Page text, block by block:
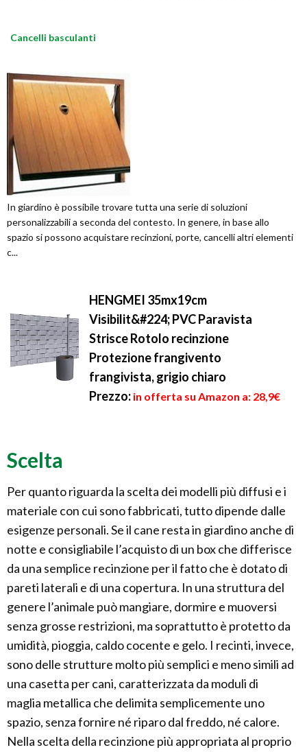
Cancelli basculanti
In giardino è possibile trovare tutta una serie di soluzioni
personalizzabili a seconda del contesto. In genere, in base allo
spazio si possono acquistare recinzioni, porte, cancelli altri elementi
c...
HENGMEI 35mx19cm
Visibilit&#224; PVC Paravista
Strisce Rotolo recinzione
Protezione frangivento
frangivista, grigio chiaro
Prezzo: in offerta su Amazon a: 28,9€
Scelta
Per quanto riguarda la scelta dei modelli più diffusi e i
materiale con cui sono fabbricati, tutto dipende dalle
esigenze personali. Se il cane resta in giardino anche di
notte e consigliabile l’acquisto di un box che differisce
da una semplice recinzione per il fatto che è dotato di
pareti laterali e di una copertura. In una struttura del
genere l’animale può mangiare, dormire e muoversi
senza grosse restrizioni, ma soprattutto è protetto da
umidità, pioggia, caldo cocente e gelo. I recinti, invece,
sono delle strutture molto più semplici e meno simili ad
una casetta per cani, caratterizzata da moduli di
maglia metallica che delimita semplicemente uno
spazio, senza fornire né riparo dal freddo, né calore.
Nella scelta della recinzione più appropriata al proprio